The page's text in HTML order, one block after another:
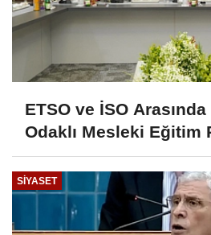
ETSO ve İSO
Odaklı Mesleki Eğitim
SIYASET